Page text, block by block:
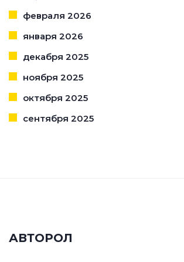
февраля 2026
января 2026
декабря 2025
ноября 2025
октября 2025
сентября 2025
АВТОРОЛ